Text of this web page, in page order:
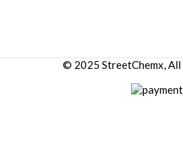
© 2025 StreetChemx,